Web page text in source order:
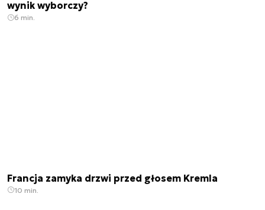
wynik wyborczy?
6 min.
Francja zamyka drzwi przed głosem Kremla
10 min.